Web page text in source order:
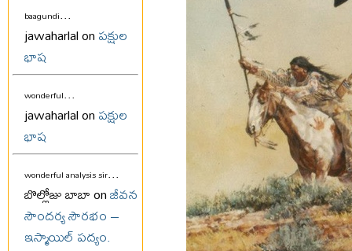
baagundi...
jawaharlal onపక్షుల
భాష
wonderful...
jawaharlal onపక్షుల
భాష
wonderful analysis sir...
బొల్లోజు బాబా onజీవన
సౌందర్య సౌరభం –
ఇస్మాయిల్ పద్యం.